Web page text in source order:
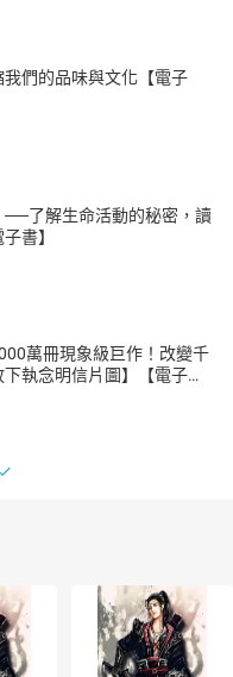
們的品味與文化【電子
了解生命活動的秘密，讀
書】
萬冊現象級巨作！改變千
執念明信片圖】【電子